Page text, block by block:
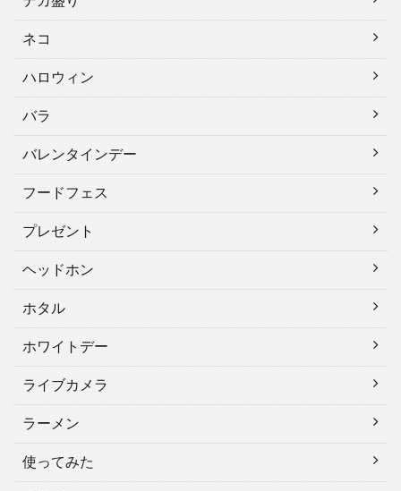
ネコ
ハロウィン
バラ
バレンタインデー
フードフェス
プレゼント
ヘッドホン
ホタル
ホワイトデー
ライブカメラ
ラーメン
使ってみた